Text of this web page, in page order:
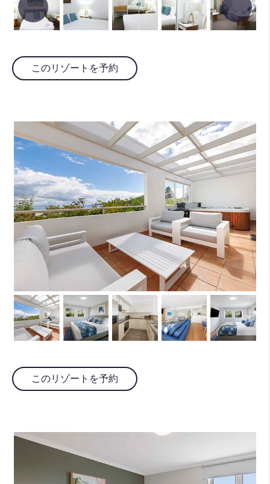
このリゾートを予約
このリゾートを予約